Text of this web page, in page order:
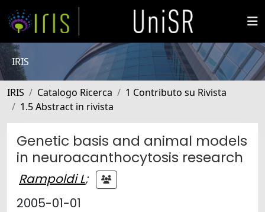
IRIS
IRIS Catalogo Ricerca
1 Contributo su Rivista
1.5 Abstract in rivista
Genetic basis and animal models
in neuroacanthocytosis research
Rampoldi L;
2005-01-01